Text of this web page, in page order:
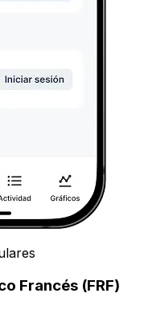
Francés (FRF)